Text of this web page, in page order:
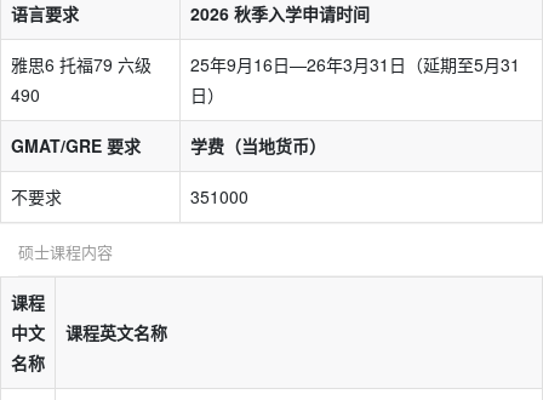
语言要求 2026 秋季入学申请时间
雅思6 托福79 六级
490
25年9月16日—26年3月31日（延期至5月31
日）
GMAT/GRE 要求 学费（当地货币）
不要求 351000
硕士课程内容
课程
中文
名称
课程英文名称